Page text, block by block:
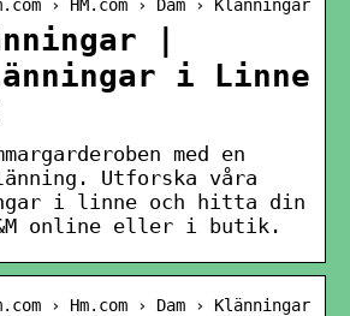
› HM.com › Dam › Klänningar
|
i Linne
med en
Utforska våra
i linne och hitta din
online eller i butik.
› Hm.com › Dam › Klänningar